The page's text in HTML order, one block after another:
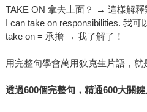
TAKE ON 拿去上面？ → 這樣解釋
I can take on responsibilities. 我可
take on = 承擔 → 我了解了！
用完整句學會萬用狄克生片語，就
透過600個完整句，精通600大關